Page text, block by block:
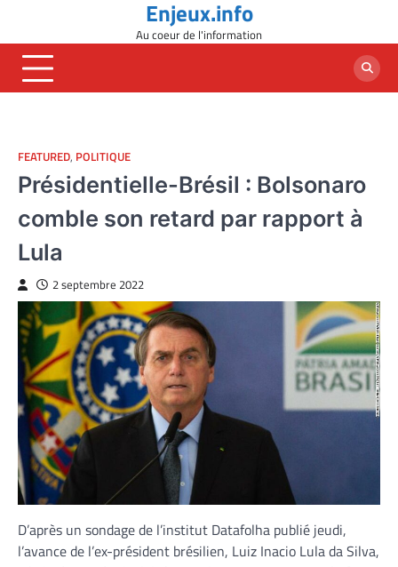
content
Enjeux.info
Au coeur de l'information
FEATURED, POLITIQUE
Présidentielle-Brésil : Bolsonaro
comble son retard par rapport à
Lula
2 septembre 2022
D’après un sondage de l’institut Datafolha publié jeudi,
l’avance de l’ex-président brésilien, Luiz Inacio Lula da Silva,